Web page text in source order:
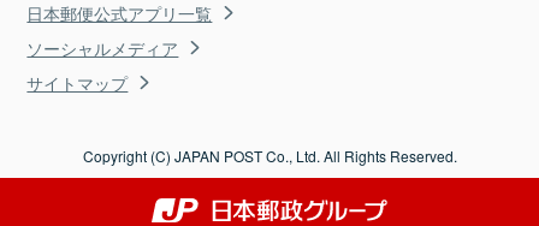
日本郵便公式アプリ一覧
ソーシャルメディア
サイトマップ
Copyright (C) JAPAN POST Co., Ltd. All Rights Reserved.